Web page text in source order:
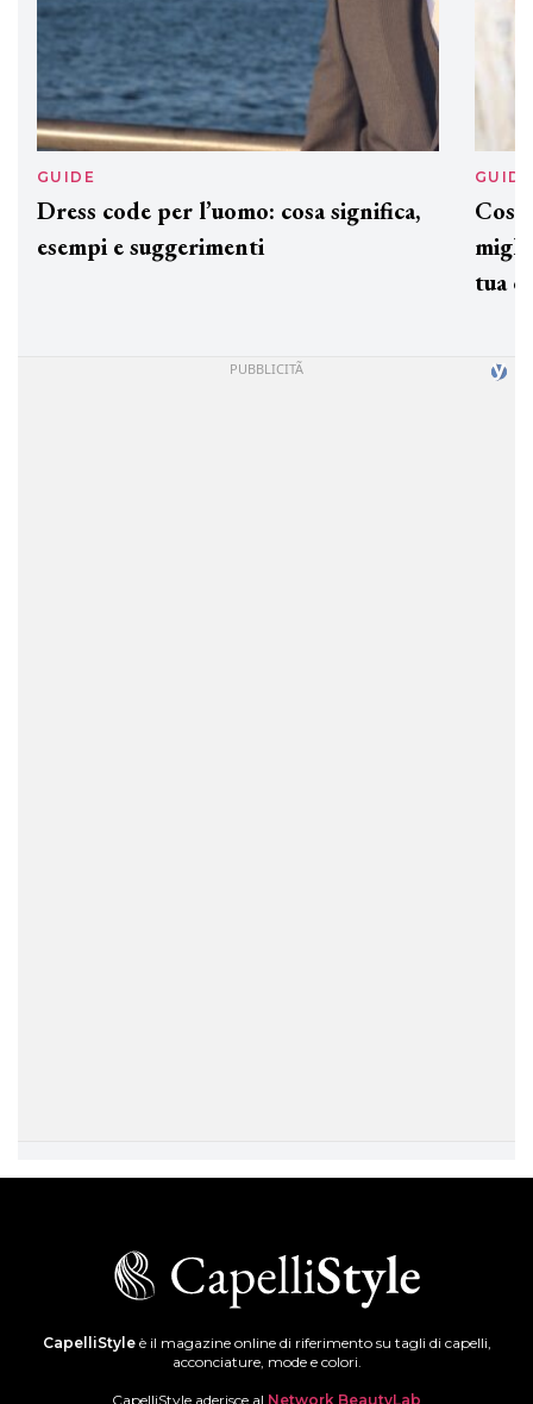
GUIDE
Dress code per l’uomo: cosa significa,
esempi e suggerimenti
GUIDE
tua
CapelliStyleè il magazine online di riferimento su tagli di capelli,
acconciature, mode e colori.
CapelliStyle aderisce al Network BeautyLab